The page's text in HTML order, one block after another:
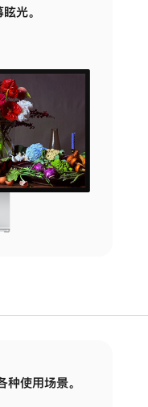
光。
有
种使用场景。